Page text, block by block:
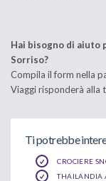
Hai bisogno di aiuto
Sorriso?
Compila il form nella
Viaggi risponderà alla
Ti potrebbe
CROCIERE
THAILANDIA